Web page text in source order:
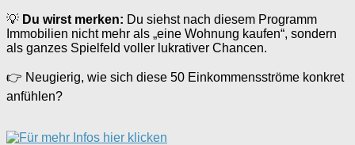
💡 Du wirst merken: Du siehst nach diesem Programm
Immobilien nicht mehr als „eine Wohnung kaufen“, sondern
als ganzes Spielfeld voller lukrativer Chancen.
👉 Neugierig, wie sich diese 50 Einkommensströme konkret
anfühlen?